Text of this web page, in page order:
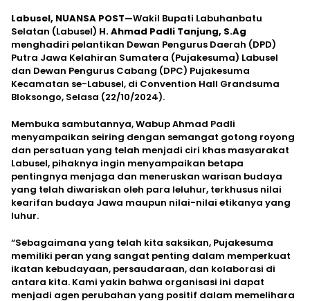
Labusel, NUANSA POST—Wakil Bupati Labuhanbatu
Selatan (Labusel) H. Ahmad Padli Tanjung, S.Ag
menghadiri pelantikan Dewan Pengurus Daerah (DPD)
Putra Jawa Kelahiran Sumatera (Pujakesuma) Labusel
dan Dewan Pengurus Cabang (DPC) Pujakesuma
Kecamatan se-Labusel, di Convention Hall Grandsuma
Bloksongo, Selasa (22/10/2024).
Membuka sambutannya, Wabup Ahmad Padli
menyampaikan seiring dengan semangat gotong royong
dan persatuan yang telah menjadi ciri khas masyarakat
Labusel, pihaknya ingin menyampaikan betapa
pentingnya menjaga dan meneruskan warisan budaya
yang telah diwariskan oleh para leluhur, terkhusus nilai
kearifan budaya Jawa maupun nilai-nilai etikanya yang
luhur.
“Sebagaimana yang telah kita saksikan, Pujakesuma
memiliki peran yang sangat penting dalam memperkuat
ikatan kebudayaan, persaudaraan, dan kolaborasi di
antara kita. Kami yakin bahwa organisasi ini dapat
menjadi agen perubahan yang positif dalam memelihara